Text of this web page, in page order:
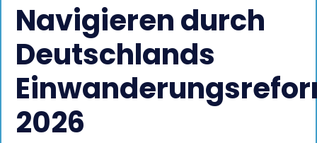
Navigieren durch
Deutschlands
2026